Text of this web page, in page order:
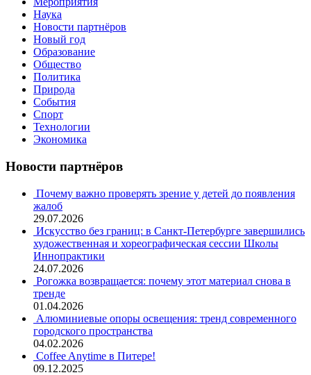
Наука
Новости партнёров
Новый год
Образование
Общество
Политика
Природа
События
Спорт
Технологии
Экономика
Новости партнёров
Почему важно проверять зрение у детей до появления
жалоб
29.07.2026
Искусство без границ: в Санкт-Петербурге завершились
художественная и хореографическая сессии Школы
Иннопрактики
24.07.2026
Рогожка возвращается: почему этот материал снова в
тренде
01.04.2026
Алюминиевые опоры освещения: тренд современного
городского пространства
04.02.2026
Coffee Anytime в Питере!
09.12.2025